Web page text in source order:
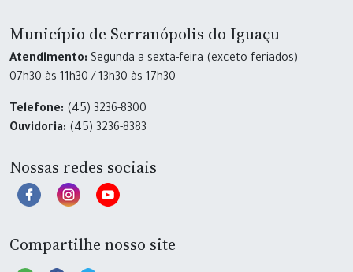
Município de Serranópolis do Iguaçu
Atendimento: Segunda a sexta-feira (exceto feriados)
07h30 às 11h30 / 13h30 às 17h30
Telefone: (45) 3236-8300
Ouvidoria: (45) 3236-8383
Nossas redes sociais
Compartilhe nosso site